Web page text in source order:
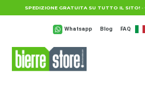
Salta al contenuto principale
SPEDIZIONE GRATUITA SU TUTTO IL SITO! -
Whatsapp Blog FAQ